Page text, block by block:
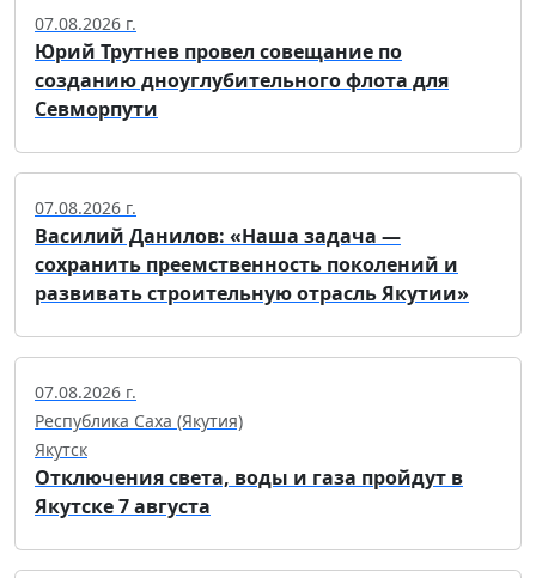
07.08.2026 г.
Юрий Трутнев провел совещание по
созданию дноуглубительного флота для
Севморпути
07.08.2026 г.
Василий Данилов: «Наша задача —
сохранить преемственность поколений и
развивать строительную отрасль Якутии»
07.08.2026 г.
Республика Саха (Якутия)
Якутск
Отключения света, воды и газа пройдут в
Якутске 7 августа